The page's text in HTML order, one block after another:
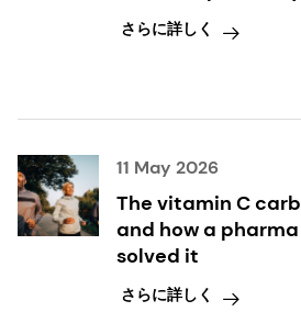
内細菌叢の調節を通じて、微
影響を与えるヒトミルクオリ
11
International Scientific
Probiotics and Prebiotics
statement on definition and
of synbiotics. Nat Rev
Chen J, Cai W, Feng Y.
takeaways inside
さらに詳しく
11 May 2026
The vitamin C
and how a
solved it
さらに詳しく